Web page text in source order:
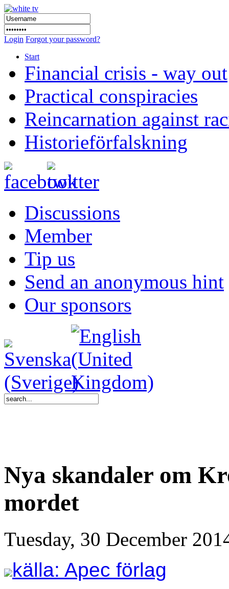
Login Forgot your password?
Start
Financial crisis - way out
Practical conspiracies
Reincarnation against
Historieförfalskning
Discussions
Member
Tip us
Send an anonymous hint
Our sponsors
Nya skandaler om
mordet
Tuesday, 30 December
källa: Apec förlag